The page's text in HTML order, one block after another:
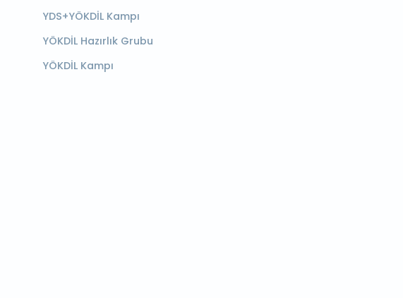
YDS+YÖKDİL Kampı
YÖKDİL Hazırlık Grubu
YÖKDİL Kampı